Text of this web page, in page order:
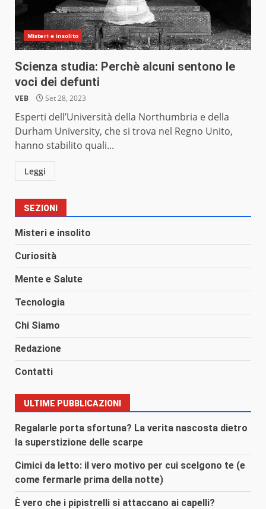
Misteri e insolito
Scienza studia: Perchè alcuni sentono le
voci dei defunti
VEB Set 28, 2023
Esperti dell’Università della Northumbria e della
Durham University, che si trova nel Regno Unito,
hanno stabilito quali...
Leggi
SEZIONI
Misteri e insolito
Curiosità
Mente e Salute
Tecnologia
Chi Siamo
Redazione
Contatti
ULTIME PUBBLICAZIONI
Regalarle porta sfortuna? La verita nascosta dietro
la superstizione delle scarpe
Cimici da letto: il vero motivo per cui scelgono te (e
come fermarle prima della notte)
È vero che i pipistrelli si attaccano ai capelli?